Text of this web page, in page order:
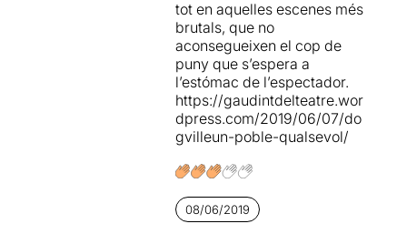
nostres pors, els nostres
dubtes i no fem res.
Una proposta que a
nosaltres ens ha agradat
molt, tant pel que fa a la
direcció, com en general a
les interpretacions, malgrat
quedat força reduïdes, per
ladecisió de Sílvia Munt de
buscar l'essència
tot en aquelles escenes més
brutals, que no
aconsegueixen el cop de
puny que s’espera a
l’estómac de l’espectador.
https://gaudintdelteatre.wor
dpress.com/2019/06/07/do
gvilleun-poble-qualsevol/
08/06/2019